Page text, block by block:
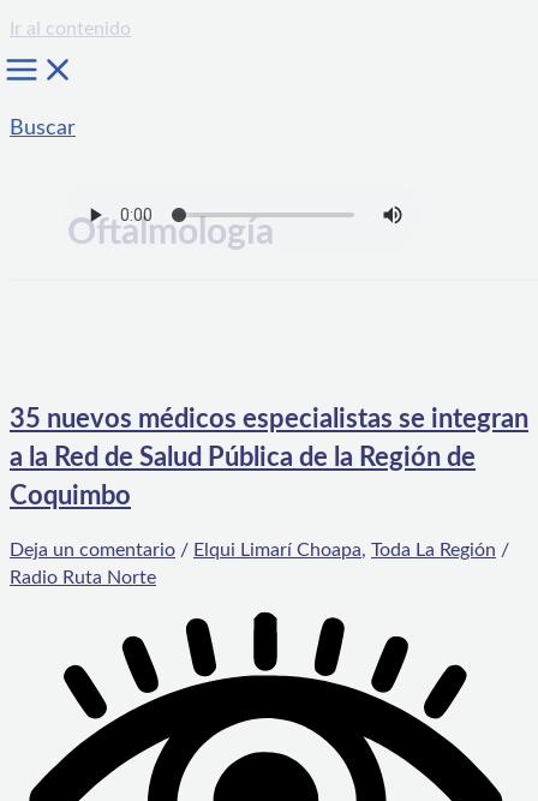
Ir al contenido
Buscar
Oftalmología
35 nuevos médicos especialistas se integran
a la Red de Salud Pública de la Región de
Coquimbo
Deja un comentario / Elqui Limarí Choapa, Toda La Región /
Radio Ruta Norte